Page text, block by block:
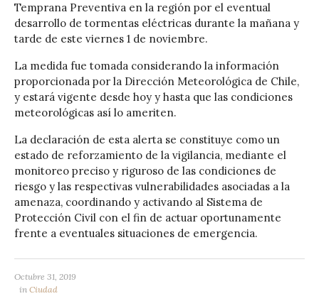
Temprana Preventiva en la región por el eventual
desarrollo de tormentas eléctricas durante la mañana y
tarde de este viernes 1 de noviembre.
La medida fue tomada considerando la información
proporcionada por la Dirección Meteorológica de Chile,
y estará vigente desde hoy y hasta que las condiciones
meteorológicas así lo ameriten.
La declaración de esta alerta se constituye como un
estado de reforzamiento de la vigilancia, mediante el
monitoreo preciso y riguroso de las condiciones de
riesgo y las respectivas vulnerabilidades asociadas a la
amenaza, coordinando y activando al Sistema de
Protección Civil con el fin de actuar oportunamente
frente a eventuales situaciones de emergencia.
Octubre 31, 2019
in Ciudad